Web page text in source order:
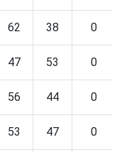
62 38 0
47 53 0
56 44 0
53 47 0